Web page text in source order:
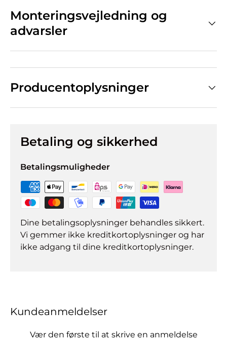
Monteringsvejledning og
advarsler
Producentoplysninger
Betaling og sikkerhed
Betalingsmuligheder
Dine betalingsoplysninger behandles sikkert.
Vi gemmer ikke kreditkortoplysninger og har
ikke adgang til dine kreditkortoplysninger.
Kundeanmeldelser
Vær den første til at skrive en anmeldelse